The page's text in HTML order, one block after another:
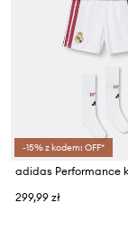
-15% z kodem: OFF*
299,99 zł